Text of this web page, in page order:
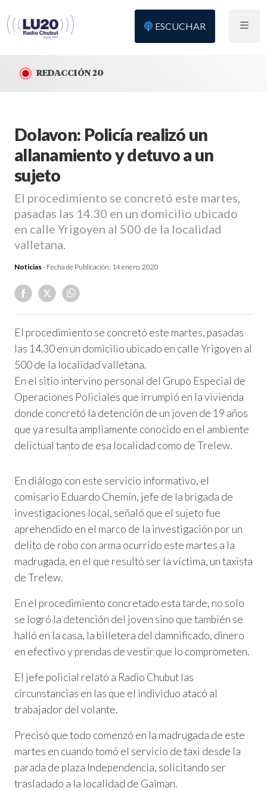
ESCUCHAR
REDACCIÓN 20
Dolavon: Policía realizó un
allanamiento y detuvo a un
sujeto
El procedimiento se concretó este martes,
pasadas las 14.30 en un domicilio ubicado
en calle Yrigoyen al 500 de la localidad
valletana.
Noticias- Fecha de Publicación: 14 enero, 2020
El procedimiento se concretó este martes, pasadas
las 14.30 en un domicilio ubicado en calle Yrigoyen al
500 de la localidad valletana.
En el sitio intervino personal del Grupo Especial de
Operaciones Policiales que irrumpió en la vivienda
donde concretó la detención de un joven de 19 años
que ya resulta ampliamente conocido en el ambiente
delictual tanto de esa localidad como de Trelew.
En diálogo con este servicio informativo, el
comisario Eduardo Chemín, jefe de la brigada de
investigaciones local, señaló que el sujeto fue
aprehendido en el marco de la investigación por un
delito de robo con arma ocurrido este martes a la
madrugada, en el que resultó ser la víctima, un taxista
de Trelew.
En el procedimiento concretado esta tarde, no solo
se logró la detención del joven sino que también se
halló en la casa, la billetera del damnificado, dinero
en efectivo y prendas de vestir que lo comprometen.
El jefe policial relató a Radio Chubut las
circunstancias en las que el individuo atacó al
trabajador del volante.
Precisó que todo comenzó en la madrugada de este
martes en cuando tomó el servicio de taxi desde la
parada de plaza Independencia, solicitando ser
trasladado a la localidad de Gaiman.